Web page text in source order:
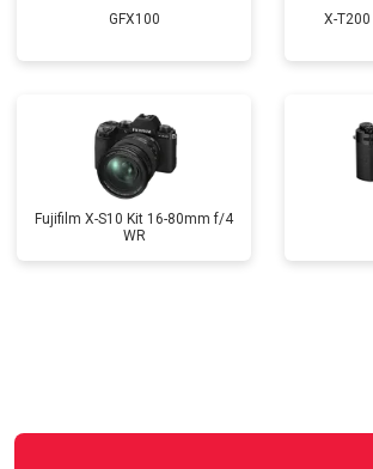
GFX100 X-
Fujifilm X-S10 Kit 16-80mm f/4
WR